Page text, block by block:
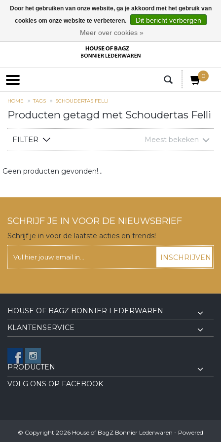
0
HOME TAGS SCHOUDERTAS FELLI
Producten getagd met Schoudertas Felli
FILTER Meest bekeken
Geen producten gevonden!...
SCHRIJF JE IN VOOR DE NIEUWSBRIEF
Schrijf je in voor de laatste acties en trends!
INSCHRIJVEN
HOUSE OF BAGZ BONNIER LEDERWAREN
KLANTENSERVICE
PRODUCTEN
VOLG ONS OP FACEBOOK
© Copyright 2026 House of BagZ Bonnier Lederwaren - Powered
Door het gebruiken van onze website, ga je akkoord met het gebruik van
cookies om onze website te verbeteren.
Dit bericht verbergen
Meer over cookies »